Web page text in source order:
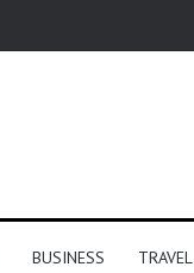
BUSINESS TRAVEL